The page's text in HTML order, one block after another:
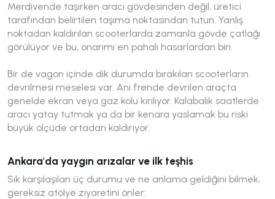
Merdivende taşırken aracı gövdesinden değil, üretici
tarafından belirtilen taşıma noktasından tutun. Yanlış
noktadan kaldırılan scooterlarda zamanla gövde çatlağı
görülüyor ve bu, onarımı en pahalı hasarlardan biri.
Bir de vagon içinde dik durumda bırakılan scooterların
devrilmesi meselesi var. Ani frende devrilen araçta
genelde ekran veya gaz kolu kırılıyor. Kalabalık saatlerde
aracı yatay tutmak ya da bir kenara yaslamak bu riski
büyük ölçüde ortadan kaldırıyor.
Ankara'da yaygın arızalar ve ilk teşhis
Sık karşılaşılan üç durumu ve ne anlama geldiğini bilmek,
gereksiz atölye ziyaretini önler: